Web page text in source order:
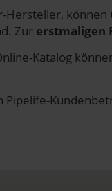
Hersteller, können
Zur erstmaligen
Katalog
Pipelife-